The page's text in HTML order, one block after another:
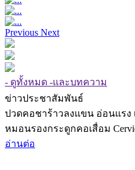
Previous Next
- ดูทั้งหมด -และบทความ
ข่าวประชาสัมพันธ์
ปวดคอชาร้าวลงแขน อ่อนแรง
หมอนรองกระดูกคอเสื่อม
อ่านต่อ